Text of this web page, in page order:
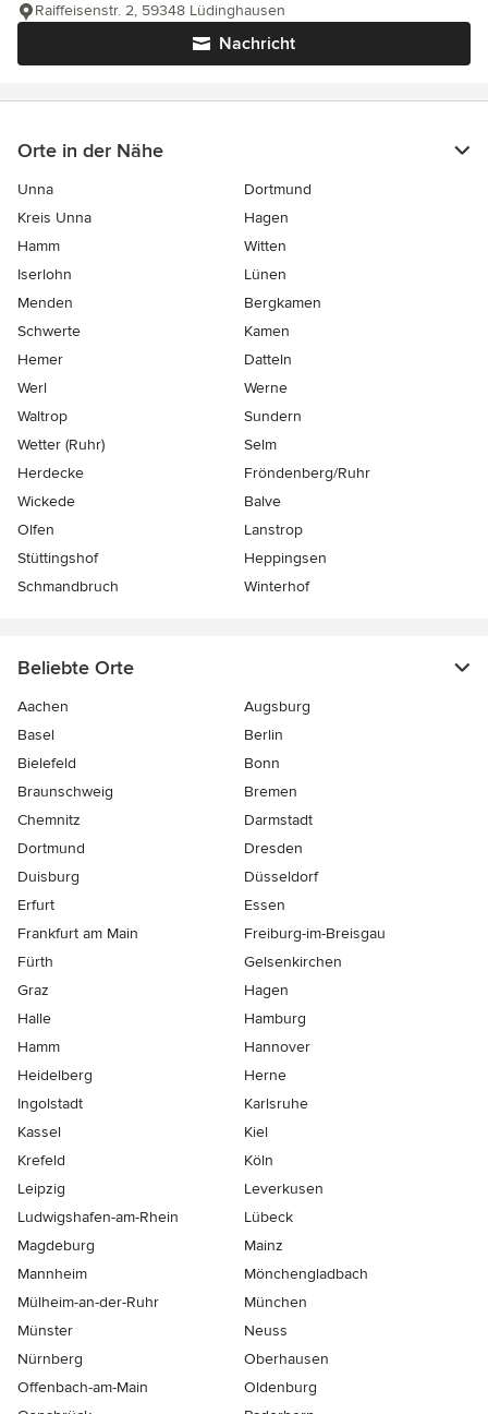
Nachricht
Raiffeisenstr. 2, 59348 Lüdinghausen
Orte in der Nähe
Unna
Dortmund
Kreis Unna
Hagen
Hamm
Witten
Iserlohn
Lünen
Menden
Bergkamen
Schwerte
Kamen
Hemer
Datteln
Werl
Werne
Waltrop
Sundern
Wetter (Ruhr)
Selm
Herdecke
Fröndenberg/Ruhr
Wickede
Balve
Olfen
Lanstrop
Stüttingshof
Heppingsen
Schmandbruch
Winterhof
Beliebte Orte
Aachen
Augsburg
Basel
Berlin
Bielefeld
Bonn
Braunschweig
Bremen
Chemnitz
Darmstadt
Dortmund
Dresden
Duisburg
Düsseldorf
Erfurt
Essen
Frankfurt am Main
Freiburg-im-Breisgau
Fürth
Gelsenkirchen
Graz
Hagen
Halle
Hamburg
Hamm
Hannover
Heidelberg
Herne
Ingolstadt
Karlsruhe
Kassel
Kiel
Krefeld
Köln
Leipzig
Leverkusen
Ludwigshafen-am-Rhein
Lübeck
Magdeburg
Mainz
Mannheim
Mönchen­gladbach
Mülheim-an-der-Ruhr
München
Münster
Neuss
Nürnberg
Oberhausen
Offenbach-am-Main
Oldenburg